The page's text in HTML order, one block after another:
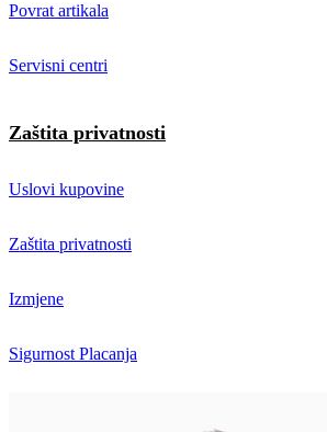
Povrat artikala
Servisni centri
Zaštita privatnosti
Uslovi kupovine
Zaštita privatnosti
Izmjene
Sigurnost Placanja